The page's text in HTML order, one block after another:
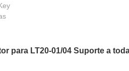
para LT20-01/04 Suporte a